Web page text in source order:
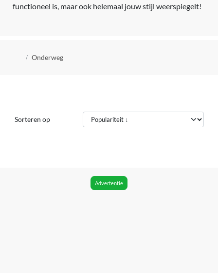
functioneel is, maar ook helemaal jouw stijl weerspiegelt!
Kruimelpad
Onderweg
Sorteren op
Advertentie